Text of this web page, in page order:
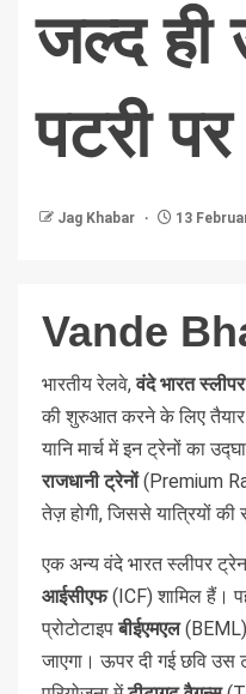
जल्द ही
पटरी पर
Jag Khabar 13
Vande
भारतीय रेलवे,वंदे भारत स्लीपर
की शुरुआत करने के लिए तैयार
यानि मार्च में इन ट्रेनों का
राजधानी ट्रेनों(Premium
तेज़ होगी, जिससे यात्रियों की
एक अन्य वंदे भारत स्लीपर
आईसीएफ(ICF) शामिल हैं।
प्रोटोटाइपबीईएमएल
जाएगा। ऊपर दी गई छवि